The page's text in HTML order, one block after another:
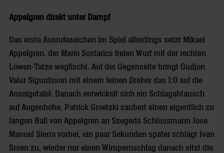
Appelgren direkt unter Dampf
Das erste Ausrufezeichen im Spiel allerdings setzt Mikael
Appelgren, der Mario Sostarics freien Wurf mit der rechten
Löwen-Tatze wegfischt. Auf der Gegenseite bringt Gudjon
Valur Sigurdsson mit einem feinen Dreher das 1:0 auf die
Anzeigetafel. Danach entwickelt sich ein Schlagabtausch
auf Augenhöhe. Patrick Groetzki zaubert einen eigentlich zu
langen Ball von Appelgren an Szegeds Schlussmann Jose
Manuel Sierra vorbei, ein paar Sekunden später schlägt Ivan
Srsen zu, wieder nur einen Wimpernschlag danach sitzt die